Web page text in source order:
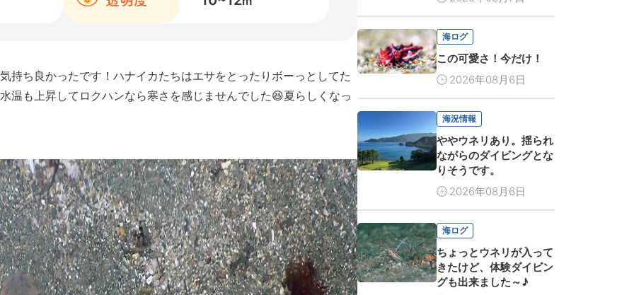
持ち良かったです！ハナイカたちはエサをとったりボーっとしてた
温も上昇してロクハンなら寒さを感じませんでした😆夏らしくなっ
海ログ
この可愛さ！今だけ！
2026年08月6日
海況情報
ややウネリあり。揺られ
ながらのダイビングとな
りそうです。
2026年08月6日
海ログ
ちょっとウネリが入って
きたけど、体験ダイビン
グも出来ました～♪